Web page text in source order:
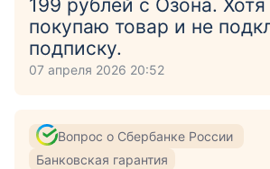
199 рублей с Озона. Хотя
покупаю товар и не
подписку.
07 апреля 2026 20:52
Вопрос о Сбербанке России
Банковская гарантия